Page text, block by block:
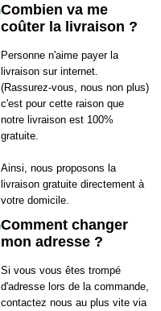
Combien va me
coûter la livraison ?
Personne n'aime payer la
livraison sur internet.
(Rassurez-vous, nous non plus)
c'est pour cette raison que
notre livraison est 100%
gratuite.
Ainsi, nous proposons la
livraison gratuite directement à
votre domicile.
Comment changer
mon adresse ?
Si vous vous êtes trompé
d'adresse lors de la commande,
contactez nous au plus vite via